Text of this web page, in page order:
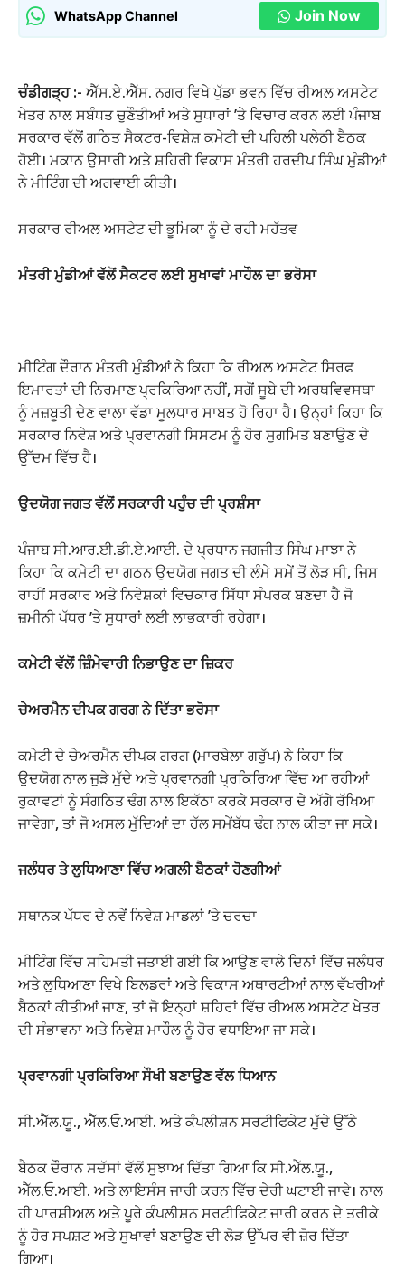
WhatsApp Channel Join Now
ਚੰਡੀਗੜ੍ਹ :- ਐੱਸ.ਏ.ਐੱਸ. ਨਗਰ ਵਿਖੇ ਪੁੱਡਾ ਭਵਨ ਵਿੱਚ ਰੀਅਲ ਅਸਟੇਟ
ਖੇਤਰ ਨਾਲ ਸਬੰਧਤ ਚੁਣੌਤੀਆਂ ਅਤੇ ਸੁਧਾਰਾਂ ’ਤੇ ਵਿਚਾਰ ਕਰਨ ਲਈ ਪੰਜਾਬ
ਸਰਕਾਰ ਵੱਲੋਂ ਗਠਿਤ ਸੈਕਟਰ-ਵਿਸ਼ੇਸ਼ ਕਮੇਟੀ ਦੀ ਪਹਿਲੀ ਪਲੇਠੀ ਬੈਠਕ
ਹੋਈ। ਮਕਾਨ ਉਸਾਰੀ ਅਤੇ ਸ਼ਹਿਰੀ ਵਿਕਾਸ ਮੰਤਰੀ ਹਰਦੀਪ ਸਿੰਘ ਮੁੰਡੀਆਂ
ਨੇ ਮੀਟਿੰਗ ਦੀ ਅਗਵਾਈ ਕੀਤੀ।
ਸਰਕਾਰ ਰੀਅਲ ਅਸਟੇਟ ਦੀ ਭੂਮਿਕਾ ਨੂੰ ਦੇ ਰਹੀ ਮਹੱਤਵ
ਮੰਤਰੀ ਮੁੰਡੀਆਂ ਵੱਲੋਂ ਸੈਕਟਰ ਲਈ ਸੁਖਾਵਾਂ ਮਾਹੌਲ ਦਾ ਭਰੋਸਾ
ਮੀਟਿੰਗ ਦੌਰਾਨ ਮੰਤਰੀ ਮੁੰਡੀਆਂ ਨੇ ਕਿਹਾ ਕਿ ਰੀਅਲ ਅਸਟੇਟ ਸਿਰਫ
ਇਮਾਰਤਾਂ ਦੀ ਨਿਰਮਾਣ ਪ੍ਰਕਿਰਿਆ ਨਹੀਂ, ਸਗੋਂ ਸੂਬੇ ਦੀ ਅਰਥਵਿਵਸਥਾ
ਨੂੰ ਮਜ਼ਬੂਤੀ ਦੇਣ ਵਾਲਾ ਵੱਡਾ ਮੂਲਧਾਰ ਸਾਬਤ ਹੋ ਰਿਹਾ ਹੈ। ਉਨ੍ਹਾਂ ਕਿਹਾ ਕਿ
ਸਰਕਾਰ ਨਿਵੇਸ਼ ਅਤੇ ਪ੍ਰਵਾਨਗੀ ਸਿਸਟਮ ਨੂੰ ਹੋਰ ਸੁਗਮਿਤ ਬਣਾਉਣ ਦੇ
ਉੱਦਮ ਵਿੱਚ ਹੈ।
ਉਦਯੋਗ ਜਗਤ ਵੱਲੋਂ ਸਰਕਾਰੀ ਪਹੁੰਚ ਦੀ ਪ੍ਰਸ਼ੰਸਾ
ਪੰਜਾਬ ਸੀ.ਆਰ.ਈ.ਡੀ.ਏ.ਆਈ. ਦੇ ਪ੍ਰਧਾਨ ਜਗਜੀਤ ਸਿੰਘ ਮਾਝਾ ਨੇ
ਕਿਹਾ ਕਿ ਕਮੇਟੀ ਦਾ ਗਠਨ ਉਦਯੋਗ ਜਗਤ ਦੀ ਲੰਮੇ ਸਮੇਂ ਤੋਂ ਲੋੜ ਸੀ, ਜਿਸ
ਰਾਹੀਂ ਸਰਕਾਰ ਅਤੇ ਨਿਵੇਸ਼ਕਾਂ ਵਿਚਕਾਰ ਸਿੱਧਾ ਸੰਪਰਕ ਬਣਦਾ ਹੈ ਜੋ
ਜ਼ਮੀਨੀ ਪੱਧਰ ’ਤੇ ਸੁਧਾਰਾਂ ਲਈ ਲਾਭਕਾਰੀ ਰਹੇਗਾ।
ਕਮੇਟੀ ਵੱਲੋਂ ਜ਼ਿੰਮੇਵਾਰੀ ਨਿਭਾਉਣ ਦਾ ਜ਼ਿਕਰ
ਚੇਅਰਮੈਨ ਦੀਪਕ ਗਰਗ ਨੇ ਦਿੱਤਾ ਭਰੋਸਾ
ਕਮੇਟੀ ਦੇ ਚੇਅਰਮੈਨ ਦੀਪਕ ਗਰਗ (ਮਾਰਬੇਲਾ ਗਰੁੱਪ) ਨੇ ਕਿਹਾ ਕਿ
ਉਦਯੋਗ ਨਾਲ ਜੁੜੇ ਮੁੱਦੇ ਅਤੇ ਪ੍ਰਵਾਨਗੀ ਪ੍ਰਕਿਰਿਆ ਵਿੱਚ ਆ ਰਹੀਆਂ
ਰੁਕਾਵਟਾਂ ਨੂੰ ਸੰਗਠਿਤ ਢੰਗ ਨਾਲ ਇਕੱਠਾ ਕਰਕੇ ਸਰਕਾਰ ਦੇ ਅੱਗੇ ਰੱਖਿਆ
ਜਾਵੇਗਾ, ਤਾਂ ਜੋ ਅਸਲ ਮੁੱਦਿਆਂ ਦਾ ਹੱਲ ਸਮੇਂਬੱਧ ਢੰਗ ਨਾਲ ਕੀਤਾ ਜਾ ਸਕੇ।
ਜਲੰਧਰ ਤੇ ਲੁਧਿਆਣਾ ਵਿੱਚ ਅਗਲੀ ਬੈਠਕਾਂ ਹੋਣਗੀਆਂ
ਸਥਾਨਕ ਪੱਧਰ ਦੇ ਨਵੇਂ ਨਿਵੇਸ਼ ਮਾਡਲਾਂ ’ਤੇ ਚਰਚਾ
ਮੀਟਿੰਗ ਵਿੱਚ ਸਹਿਮਤੀ ਜਤਾਈ ਗਈ ਕਿ ਆਉਣ ਵਾਲੇ ਦਿਨਾਂ ਵਿੱਚ ਜਲੰਧਰ
ਅਤੇ ਲੁਧਿਆਣਾ ਵਿਖੇ ਬਿਲਡਰਾਂ ਅਤੇ ਵਿਕਾਸ ਅਥਾਰਟੀਆਂ ਨਾਲ ਵੱਖਰੀਆਂ
ਬੈਠਕਾਂ ਕੀਤੀਆਂ ਜਾਣ, ਤਾਂ ਜੋ ਇਨ੍ਹਾਂ ਸ਼ਹਿਰਾਂ ਵਿੱਚ ਰੀਅਲ ਅਸਟੇਟ ਖੇਤਰ
ਦੀ ਸੰਭਾਵਨਾ ਅਤੇ ਨਿਵੇਸ਼ ਮਾਹੌਲ ਨੂੰ ਹੋਰ ਵਧਾਇਆ ਜਾ ਸਕੇ।
ਪ੍ਰਵਾਨਗੀ ਪ੍ਰਕਿਰਿਆ ਸੌਖੀ ਬਣਾਉਣ ਵੱਲ ਧਿਆਨ
ਸੀ.ਐੱਲ.ਯੂ., ਐੱਲ.ਓ.ਆਈ. ਅਤੇ ਕੰਪਲੀਸ਼ਨ ਸਰਟੀਫਿਕੇਟ ਮੁੱਦੇ ਉੱਠੇ
ਬੈਠਕ ਦੌਰਾਨ ਸਦੱਸਾਂ ਵੱਲੋਂ ਸੁਝਾਅ ਦਿੱਤਾ ਗਿਆ ਕਿ ਸੀ.ਐੱਲ.ਯੂ.,
ਐੱਲ.ਓ.ਆਈ. ਅਤੇ ਲਾਇਸੰਸ ਜਾਰੀ ਕਰਨ ਵਿੱਚ ਦੇਰੀ ਘਟਾਈ ਜਾਵੇ। ਨਾਲ
ਹੀ ਪਾਰਸ਼ੀਅਲ ਅਤੇ ਪੂਰੇ ਕੰਪਲੀਸ਼ਨ ਸਰਟੀਫਿਕੇਟ ਜਾਰੀ ਕਰਨ ਦੇ ਤਰੀਕੇ
ਨੂੰ ਹੋਰ ਸਪਸ਼ਟ ਅਤੇ ਸੁਖਾਵਾਂ ਬਣਾਉਣ ਦੀ ਲੋੜ ਉੱਪਰ ਵੀ ਜ਼ੋਰ ਦਿੱਤਾ
ਗਿਆ।